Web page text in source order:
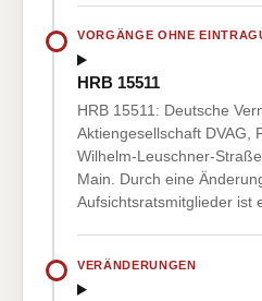
VORGÄNGE OHNE
HRB 15511
HRB 15511: Deutsche
Aktiengesellschaft DVAG,
Wilhelm-Leuschner-
Main. Durch eine
Aufsichtsratsmitglieder ist
VERÄNDERUNGEN